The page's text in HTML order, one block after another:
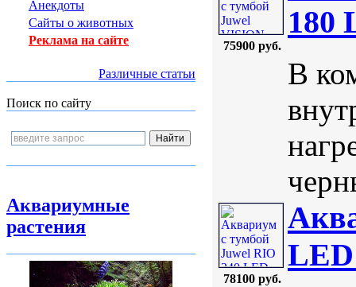
Анекдоты
Сайты о животных
Реклама на сайте
Различные статьи
Поиск по сайту
Аквариумные
растения
75900 руб.
180
В
78100 руб.
LED